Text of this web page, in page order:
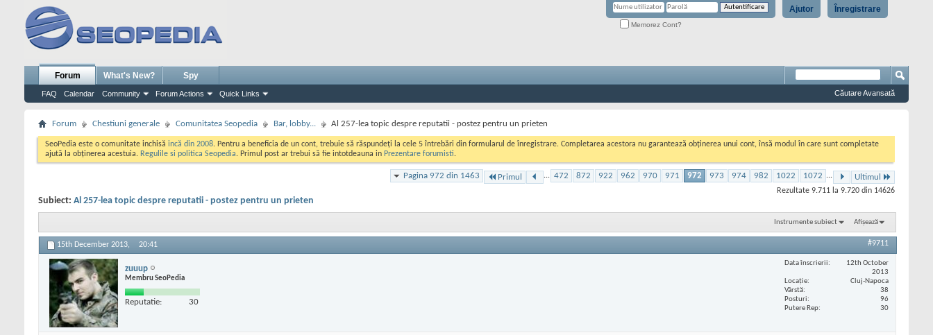
Înregistrare
Ajutor
Memorez Cont?
Forum
FAQ Calendar Community Forum Actions Quick Links
What's New? Spy
Căutare Avansată
Forum Chestiuni generale Comunitatea Seopedia Bar, lobby... Al 257-lea topic despre reputatii - postez pentru un prieten
SeoPedia este o comunitate inchisă incă din 2008. Pentru a beneficia de un cont, trebuie să răspundeți la cele 5 întrebări din formularul de înregistrare. Completarea acestora nu garantează obținerea unui cont, însă modul în care sunt completate
ajută la obținerea acestuia. Regulile si politica Seopedia. Primul post ar trebui să fie intotdeauna in Prezentare forumisti.
Pagina 972 din 1463 Primul ... 472 872 922 962 970 971 972 973 974 982 1022 1072 ... Ultimul
Rezultate 9.711 la 9.720 din 14626
Subiect: Al 257-lea topic despre reputatii - postez pentru un prieten
Instrumente subiect Afișează
15th December 2013, 20:41 #9711
zuuup
Membru SeoPedia
Reputatie: 30
Data înscrierii
12th October
2013
Locaţie
Cluj-Napoca
Vârstă
38
Posturi
96
Putere Rep
30